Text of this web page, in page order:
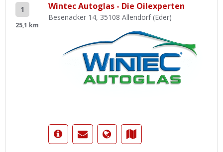
1
25,1 km
Wintec Autoglas - Die Oilexperten
Besenacker 14, 35108 Allendorf (Eder)